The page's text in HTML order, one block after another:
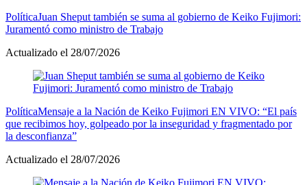
PolíticaJuan Sheput también se suma al gobierno de Keiko Fujimori:
Juramentó como ministro de Trabajo
Actualizado el 28/07/2026
PolíticaMensaje a la Nación de Keiko Fujimori EN VIVO: “El país
que recibimos hoy, golpeado por la inseguridad y fragmentado por
la desconfianza”
Actualizado el 28/07/2026